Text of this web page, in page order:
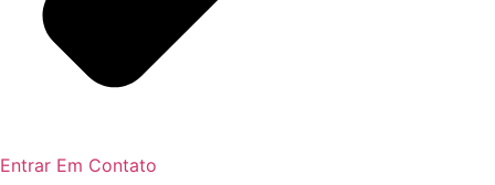
Entrar Em Contato